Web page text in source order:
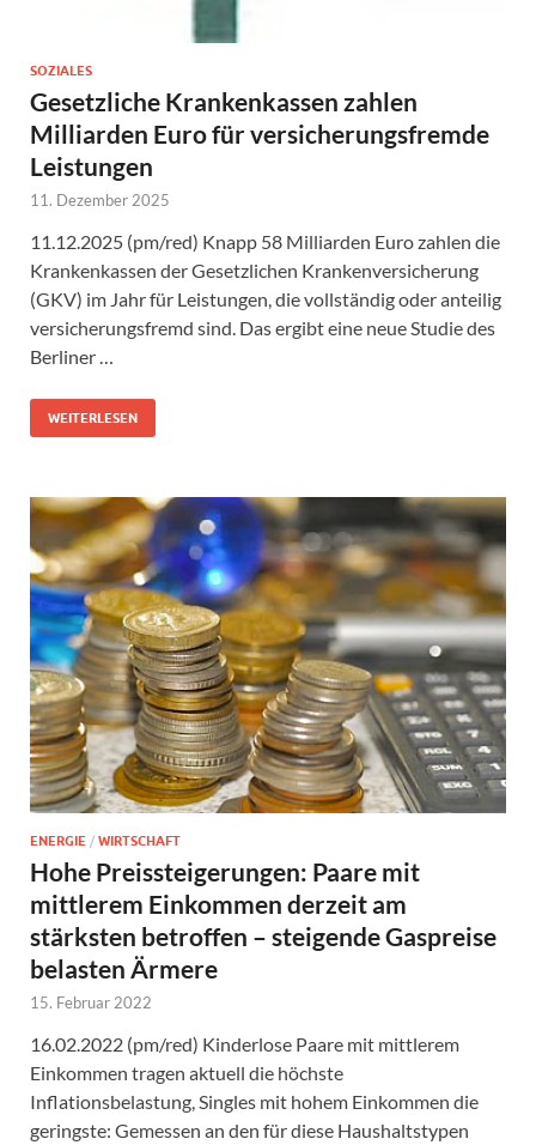
SOZIALES
Gesetzliche Krankenkassen zahlen
Milliarden Euro für versicherungsfremde
Leistungen
11. Dezember 2025
11.12.2025 (pm/red) Knapp 58 Milliarden Euro zahlen die
Krankenkassen der Gesetzlichen Krankenversicherung
(GKV) im Jahr für Leistungen, die vollständig oder anteilig
versicherungsfremd sind. Das ergibt eine neue Studie des
Berliner …
WEITERLESEN
ENERGIE / WIRTSCHAFT
Hohe Preissteigerungen: Paare mit
mittlerem Einkommen derzeit am
stärksten betroffen – steigende Gaspreise
belasten Ärmere
15. Februar 2022
16.02.2022 (pm/red) Kinderlose Paare mit mittlerem
Einkommen tragen aktuell die höchste
Inflationsbelastung, Singles mit hohem Einkommen die
geringste: Gemessen an den für diese Haushaltstypen